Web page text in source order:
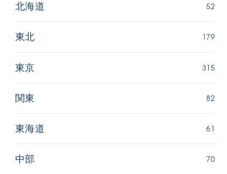
北海道 52
東北 179
東京 315
関東 82
東海道 61
中部 70